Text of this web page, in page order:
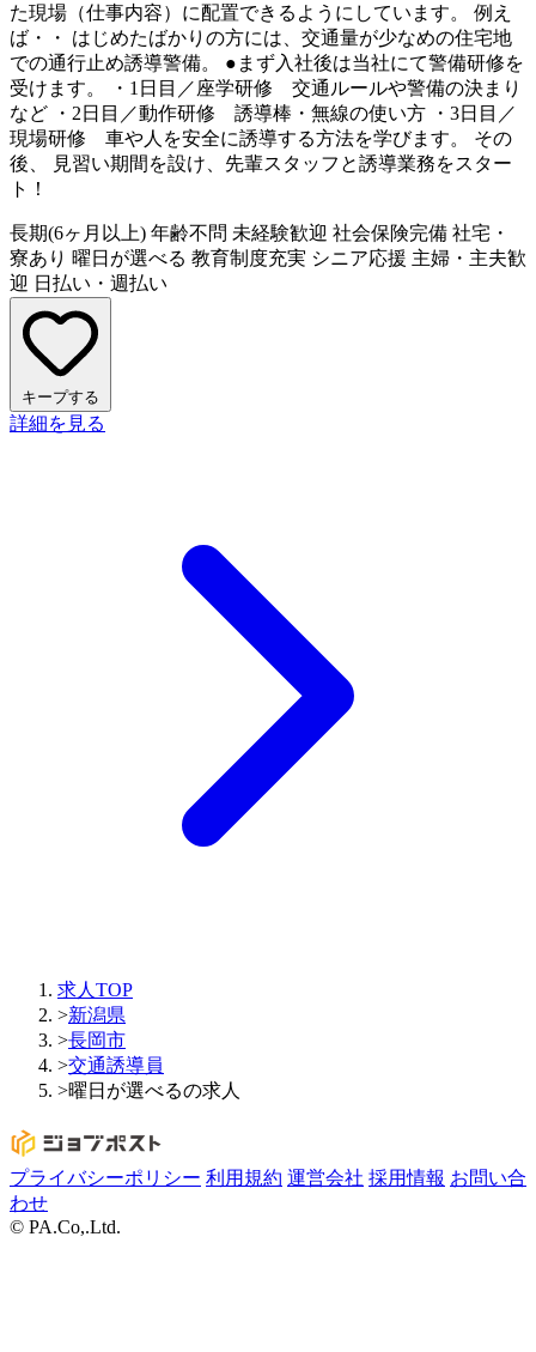
た現場（仕事内容）に配置できるようにしています。 例え
ば・・ はじめたばかりの方には、交通量が少なめの住宅地
での通行止め誘導警備。 ●まず入社後は当社にて警備研修を
受けます。 ・1日目／座学研修 交通ルールや警備の決まり
など ・2日目／動作研修 誘導棒・無線の使い方 ・3日目／
現場研修 車や人を安全に誘導する方法を学びます。 その
後、 見習い期間を設け、先輩スタッフと誘導業務をスター
ト！
長期(6ヶ月以上) 年齢不問 未経験歓迎 社会保険完備 社宅・
寮あり 曜日が選べる 教育制度充実 シニア応援 主婦・主夫歓
迎 日払い・週払い
キープする
詳細を見る
求人TOP
>新潟県
>長岡市
>交通誘導員
>曜日が選べるの求人
プライバシーポリシー 利用規約 運営会社 採用情報 お問い合
わせ
© PA.Co,.Ltd.